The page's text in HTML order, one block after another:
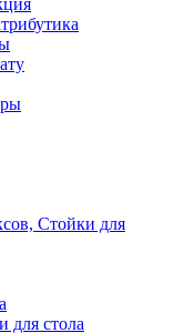
Стойки для
для стола